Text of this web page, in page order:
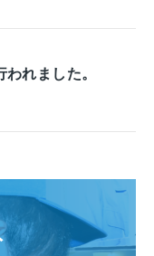
れました。